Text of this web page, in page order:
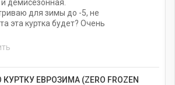
демисезонная.
для зимы до -5, не
эта куртка будет? Очень
ЕВРОЗИМА (ZERO FROZEN